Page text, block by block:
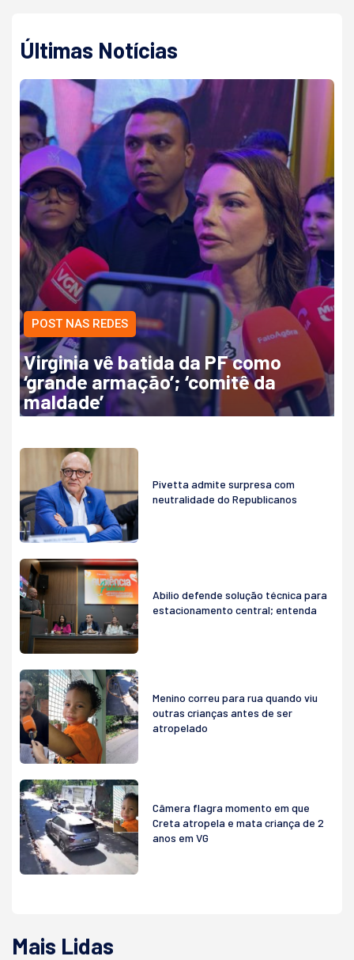
Últimas Notícias
POST NAS REDES
Virginia vê batida da PF como
‘grande armação’; ‘comitê da
maldade’
Pivetta admite surpresa com
neutralidade do Republicanos
Abilio defende solução técnica para
estacionamento central; entenda
Menino correu para rua quando viu
outras crianças antes de ser
atropelado
Câmera flagra momento em que
Creta atropela e mata criança de 2
anos em VG
Mais Lidas